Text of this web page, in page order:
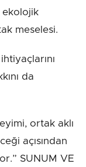
ekolojik
meselesi.
da
ortak aklı
açısından
SUNUM VE